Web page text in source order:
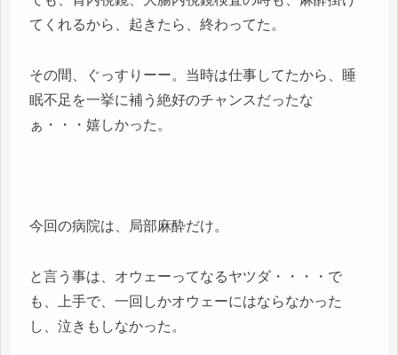
てくれるから、起きたら、終わってた。
その間、ぐっすりーー。当時は仕事してたから、睡
眠不足を一挙に補う絶好のチャンスだったな
ぁ・・・嬉しかった。
今回の病院は、局部麻酔だけ。
と言う事は、オウェーってなるヤツダ・・・・で
も、上手で、一回しかオウェーにはならなかった
し、泣きもしなかった。